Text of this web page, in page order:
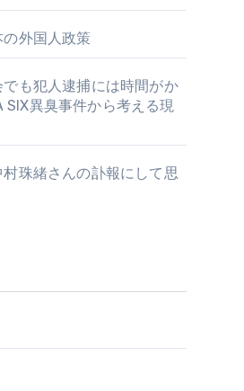
外国人政策
も犯人逮捕には時間がか
異臭事件から考える現
珠緒さんの訃報にして思